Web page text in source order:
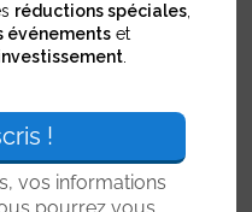
novices dans
et
intégrer de la
Gratuits
INVESTOR
👉 Devenir
réductions spéciales
événements et